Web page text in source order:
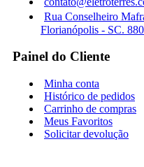
Rua Conselheiro
Florianópolis - SC.
Painel do Cliente
Minha conta
Histórico de pedidos
Carrinho de compras
Meus Favoritos
Solicitar devolução